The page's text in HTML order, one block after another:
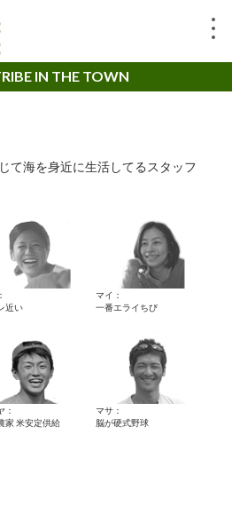
IN THE TOWN
て海を身近に生活してるスタッフ
近い
マイ：
一番エライちび
：
家 米安定供給
マサ：
脳が硬式野球